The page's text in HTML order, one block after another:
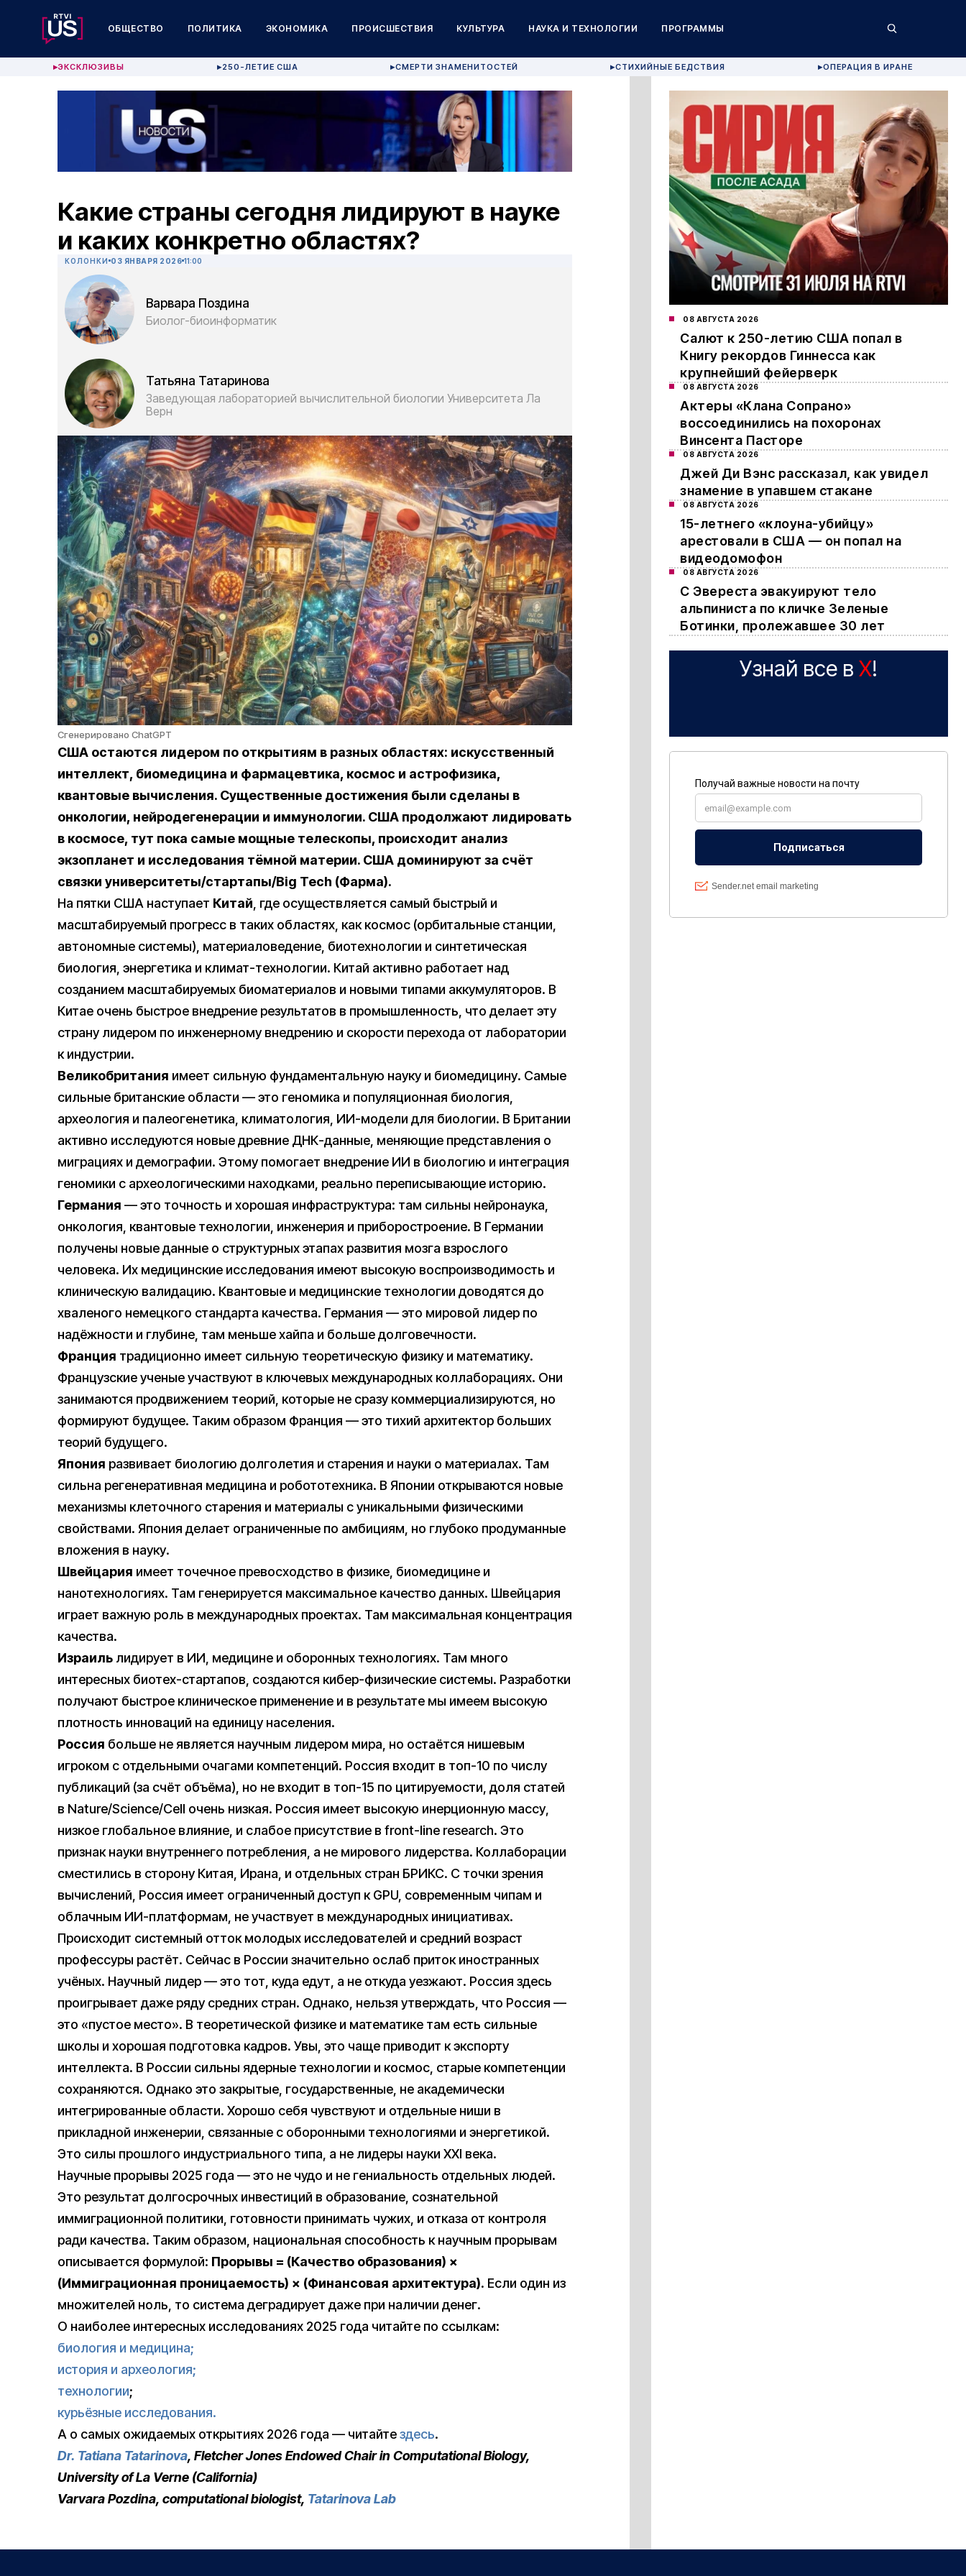
ОБЩЕСТВО ПОЛИТИКА ЭКОНОМИКА ПРОИСШЕСТВИЯ КУЛЬТУРА НАУКА И ТЕХНОЛОГИИ ПРОГРАММЫ
▶ЭКСКЛЮЗИВЫ ▶250-ЛЕТИЕ США ▶СМЕРТИ ЗНАМЕНИТОСТЕЙ ▶СТИХИЙНЫЕ БЕДСТВИЯ ▶ОПЕРАЦИЯ В ИРАНЕ
Какие страны сегодня лидируют в науке
и каких конкретно областях?
КОЛОНКИ 03 ЯНВАРЯ 2026 11:00
Варвара Поздина
Биолог-биоинформатик
Татьяна Татаринова
Заведующая лабораторией вычислительной биологии Университета Ла
Верн
Сгенерировано ChatGPT
США остаются лидером по открытиям в разных областях: искусственный
интеллект, биомедицина и фармацевтика, космос и астрофизика,
квантовые вычисления. Существенные достижения были сделаны в
онкологии, нейродегенерации и иммунологии. США продолжают лидировать
в космосе, тут пока самые мощные телескопы, происходит анализ
экзопланет и исследования тёмной материи. США доминируют за счёт
связки университеты/стартапы/Big Tech (Фарма).
На пятки США наступает Китай , где осуществляется самый быстрый и
масштабируемый прогресс в таких областях, как космос (орбитальные станции,
автономные системы), материаловедение, биотехнологии и синтетическая
биология, энергетика и климат-технологии. Китай активно работает над
созданием масштабируемых биоматериалов и новыми типами аккумуляторов. В
Китае очень быстрое внедрение результатов в промышленность, что делает эту
страну лидером по инженерному внедрению и скорости перехода от лаборатории
к индустрии.
Великобритания имеет сильную фундаментальную науку и биомедицину. Самые
сильные британские области — это геномика и популяционная биология,
археология и палеогенетика, климатология, ИИ-модели для биологии. В Британии
активно исследуются новые древние ДНК-данные, меняющие представления о
миграциях и демографии. Этому помогает внедрение ИИ в биологию и интеграция
геномики с археологическими находками, реально переписывающие историю.
Германия — это точность и хорошая инфраструктура: там сильны нейронаука,
онкология, квантовые технологии, инженерия и приборостроение. В Германии
получены новые данные о структурных этапах развития мозга взрослого
человека. Их медицинские исследования имеют высокую воспроизводимость и
клиническую валидацию. Квантовые и медицинские технологии доводятся до
хваленого немецкого стандарта качества. Германия — это мировой лидер по
надёжности и глубине, там меньше хайпа и больше долговечности.
Франция традиционно имеет сильную теоретическую физику и математику.
Французские ученые участвуют в ключевых международных коллаборациях. Они
занимаются продвижением теорий, которые не сразу коммерциализируются, но
формируют будущее. Таким образом Франция — это тихий архитектор больших
теорий будущего.
Япония развивает биологию долголетия и старения и науки о материалах. Там
сильна регенеративная медицина и робототехника. В Японии открываются новые
механизмы клеточного старения и материалы с уникальными физическими
свойствами. Япония делает ограниченные по амбициям, но глубоко продуманные
вложения в науку.
Швейцария имеет точечное превосходство в физике, биомедицине и
нанотехнологиях. Там генерируется максимальное качество данных. Швейцария
играет важную роль в международных проектах. Там максимальная концентрация
качества.
Израиль лидирует в ИИ, медицине и оборонных технологиях. Там много
интересных биотех-стартапов, создаются кибер-физические системы. Разработки
получают быстрое клиническое применение и в результате мы имеем высокую
плотность инноваций на единицу населения.
Россия больше не является научным лидером мира, но остаётся нишевым
игроком с отдельными очагами компетенций. Россия входит в топ-10 по числу
публикаций (за счёт объёма), но не входит в топ-15 по цитируемости, доля статей
в Nature/Science/Cell очень низкая. Россия имеет высокую инерционную массу,
низкое глобальное влияние, и слабое присутствие в front-line research. Это
признак науки внутреннего потребления, а не мирового лидерства. Коллаборации
сместились в сторону Китая, Ирана, и отдельных стран БРИКС. С точки зрения
вычислений, Россия имеет ограниченный доступ к GPU, современным чипам и
облачным ИИ-платформам, не участвует в международных инициативах.
Происходит системный отток молодых исследователей и средний возраст
профессуры растёт. Сейчас в России значительно ослаб приток иностранных
учёных. Научный лидер — это тот, куда едут, а не откуда уезжают. Россия здесь
проигрывает даже ряду средних стран. Однако, нельзя утверждать, что Россия —
это «пустое место». В теоретической физике и математике там есть сильные
школы и хорошая подготовка кадров. Увы, это чаще приводит к экспорту
интеллекта. В России сильны ядерные технологии и космос, старые компетенции
сохраняются. Однако это закрытые, государственные, не академически
интегрированные области. Хорошо себя чувствуют и отдельные ниши в
прикладной инженерии, связанные с оборонными технологиями и энергетикой.
Это силы прошлого индустриального типа, а не лидеры науки XXI века.
Научные прорывы 2025 года — это не чудо и не гениальность отдельных людей.
Это результат долгосрочных инвестиций в образование, сознательной
иммиграционной политики, готовности принимать чужих, и отказа от контроля
ради качества. Таким образом, национальная способность к научным прорывам
описывается формулой: Прорывы = (Качество образования) ×
(Иммиграционная проницаемость) × (Финансовая архитектура). Если один из
множителей ноль, то система деградирует даже при наличии денег.
О наиболее интересных исследованиях 2025 года читайте по ссылкам:
биология и медицина;
история и археология;
технологии;
курьёзные исследования.
А о самых ожидаемых открытиях 2026 года — читайтездесь.
Dr. Tatiana Tatarinova, Fletcher Jones Endowed Chair in Computational Biology,
University of La Verne (California)
Varvara Pozdina, computational biologist, Tatarinova Lab
08 АВГУСТА 2026
Салют к 250-летию США попал в
Книгу рекордов Гиннесса как
крупнейший фейерверк
08 АВГУСТА 2026
Актеры «Клана Сопрано»
воссоединились на похоронах
Винсента Пасторе
08 АВГУСТА 2026
Джей Ди Вэнс рассказал, как увидел
знамение в упавшем стакане
08 АВГУСТА 2026
15-летнего «клоуна-убийцу»
арестовали в США — он попал на
видеодомофон
08 АВГУСТА 2026
С Эвереста эвакуируют тело
альпиниста по кличке Зеленые
Ботинки, пролежавшее 30 лет
Узнай все в X!